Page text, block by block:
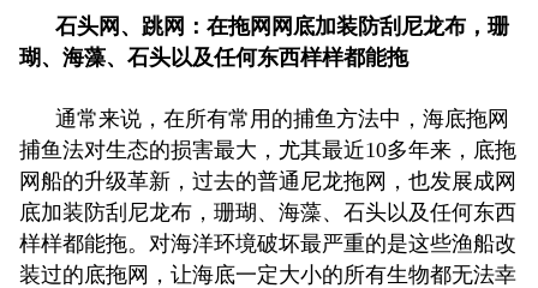
石头网、跳网：在拖网网底加装防刮尼龙布，珊
瑚、海藻、石头以及任何东西样样都能拖
通常来说，在所有常用的捕鱼方法中，海底拖网
捕鱼法对生态的损害最大，尤其最近10多年来，底拖
网船的升级革新，过去的普通尼龙拖网，也发展成网
底加装防刮尼龙布，珊瑚、海藻、石头以及任何东西
样样都能拖。对海洋环境破坏最严重的是这些渔船改
装过的底拖网，让海底一定大小的所有生物都无法幸